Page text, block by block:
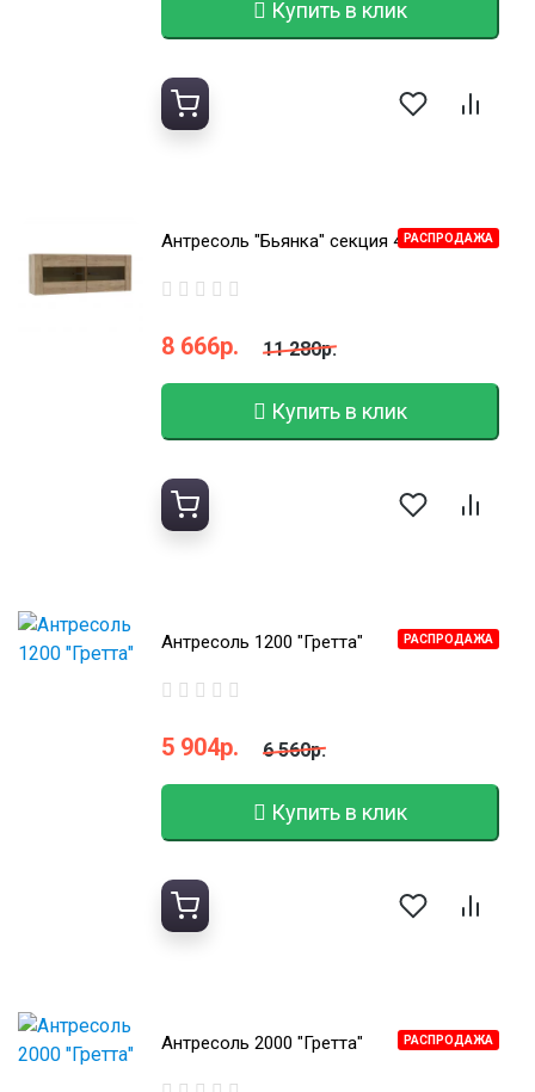
Купить в клик
РАСПРОДАЖА
Антресоль "Бьянка" секция 4
8 666р. 11 280р.
Купить в клик
РАСПРОДАЖА
Антресоль 1200 "Гретта"
5 904р. 6 560р.
Купить в клик
РАСПРОДАЖА
Антресоль 2000 "Гретта"